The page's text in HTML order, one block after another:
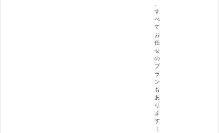
す
べ
て
お
任
せ
の
プ
ラ
ン
も
あ
り
ま
す
！